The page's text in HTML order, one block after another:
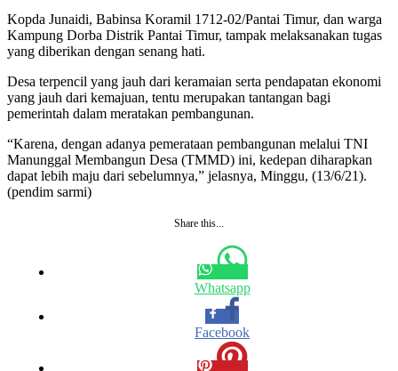
Kopda Junaidi, Babinsa Koramil 1712-02/Pantai Timur, dan warga
Kampung Dorba Distrik Pantai Timur, tampak melaksanakan tugas
yang diberikan dengan senang hati.
Desa terpencil yang jauh dari keramaian serta pendapatan ekonomi
yang jauh dari kemajuan, tentu merupakan tantangan bagi
pemerintah dalam meratakan pembangunan.
“Karena, dengan adanya pemerataan pembangunan melalui TNI
Manunggal Membangun Desa (TMMD) ini, kedepan diharapkan
dapat lebih maju dari sebelumnya,” jelasnya, Minggu, (13/6/21).
(pendim sarmi)
Share this...
Whatsapp
Facebook